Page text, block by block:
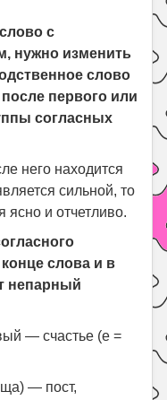
с
нужно изменить
слово
первого или
согласных
него находится
сильной, то
ясно и отчетливо.
слова и в
непарный
— счастье (е =
— пост,